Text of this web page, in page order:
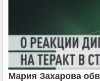
Мария Захарова